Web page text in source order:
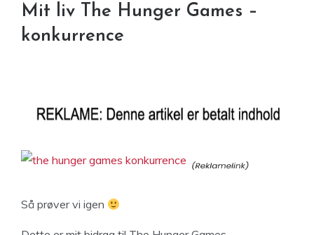
Mit liv The Hunger Games –
konkurrence
Så prøver vi igen